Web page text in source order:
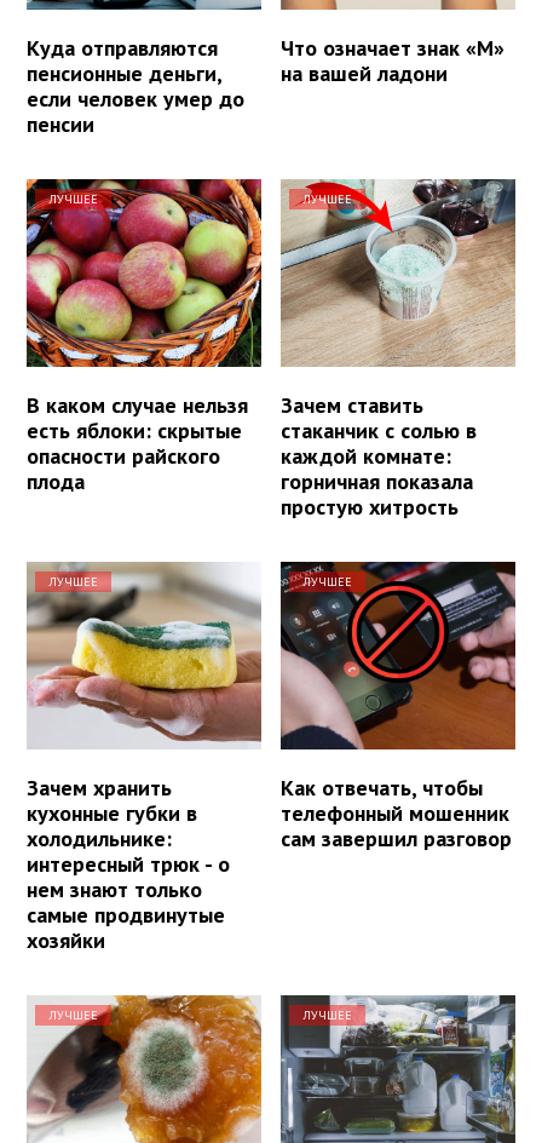
Куда отправляются
пенсионные деньги,
если человек умер до
пенсии
Что означает знак «М»
на вашей ладони
ЛУЧШЕЕ
В каком случае нельзя
есть яблоки: скрытые
опасности райского
плода
ЛУЧШЕЕ
Зачем ставить
стаканчик с солью в
каждой комнате:
горничная показала
простую хитрость
ЛУЧШЕЕ
Зачем хранить
кухонные губки в
холодильнике:
интересный трюк - о
нем знают только
самые продвинутые
хозяйки
ЛУЧШЕЕ
Как отвечать, чтобы
телефонный мошенник
сам завершил разговор
ЛУЧШЕЕ ЛУЧШЕЕ